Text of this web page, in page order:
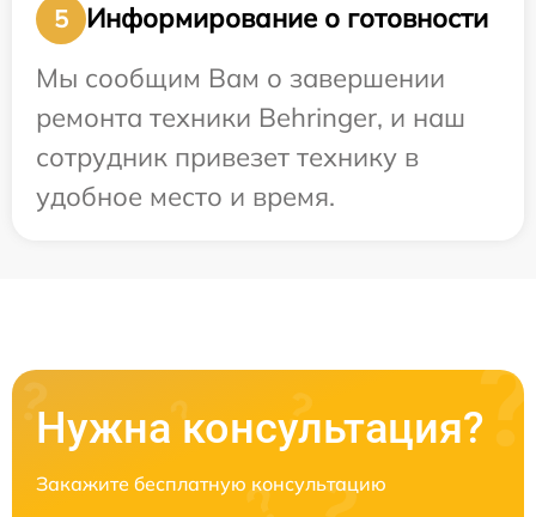
5
Информирование о готовности
Мы сообщим Вам о завершении
ремонта техники Behringer, и наш
сотрудник привезет технику в
удобное место и время.
Нужна консультация?
Закажите бесплатную консультацию